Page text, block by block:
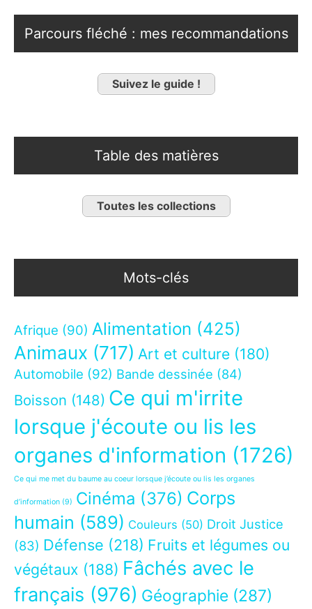
Parcours fléché : mes recommandations
Suivez le guide !
Table des matières
Toutes les collections
Mots-clés
Afrique (90) Alimentation (425)
Animaux (717) Art et culture (180)
Automobile (92) Bande dessinée (84)
Boisson (148) Ce qui m'irrite
lorsque j'écoute ou lis les
organes d'information (1726)
Ce qui me met du baume au coeur lorsque j’écoute ou lis les organes
d’information (9) Cinéma (376) Corps
humain (589) Couleurs (50) Droit Justice
(83) Défense (218) Fruits et légumes ou
végétaux (188) Fâchés avec le
français (976) Géographie (287)